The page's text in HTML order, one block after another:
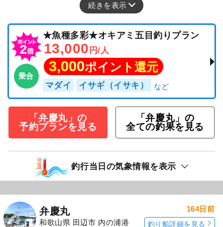
続きを表示
乗合
★魚種多彩★オキアミ五目釣りプラン
13,000 円/人
3,000ポイント還元
マダイ イサギ（イサキ）
「弁慶丸」の
予約プランを見る
「弁慶丸」の
全ての釣果を見る
釣行当日の気象情報を表示
弁慶丸
和歌山県 田辺市 内の浦港
164日前
釣り船詳細を見る